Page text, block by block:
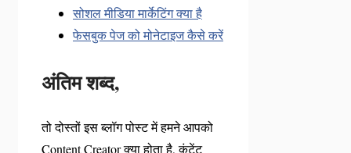
सोशल मीडिया मार्केटिंग क्या है
फेसबुक पेज को मोनेटाइज कैसे करें
अंतिम शब्द,
तो दोस्तों इस ब्लॉग पोस्ट में हमने आपको
Content Creator क्या होता है, कंटेंट